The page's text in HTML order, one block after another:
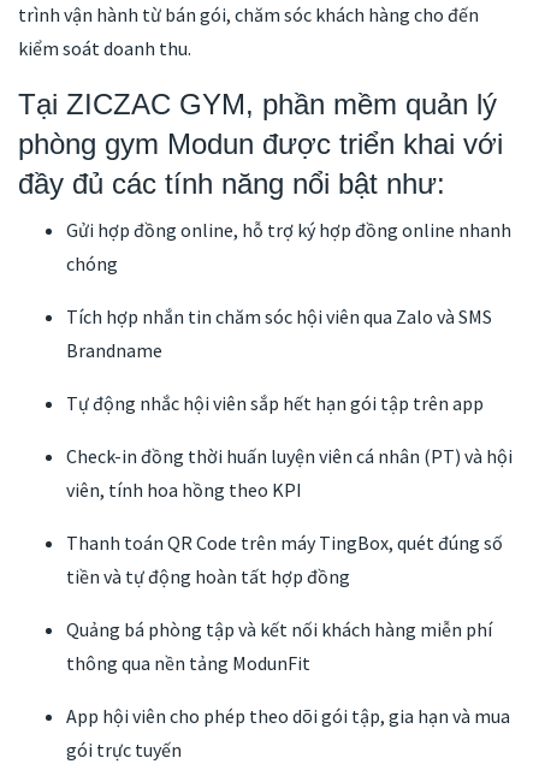
trình vận hành từ bán gói, chăm sóc khách hàng cho đến
kiểm soát doanh thu.
Tại ZICZAC GYM, phần mềm quản lý
phòng gym Modun được triển khai với
đầy đủ các tính năng nổi bật như:
Gửi hợp đồng online, hỗ trợ ký hợp đồng online nhanh
chóng
Tích hợp nhắn tin chăm sóc hội viên qua Zalo và SMS
Brandname
Tự động nhắc hội viên sắp hết hạn gói tập trên app
Check-in đồng thời huấn luyện viên cá nhân (PT) và hội
viên, tính hoa hồng theo KPI
Thanh toán QR Code trên máy TingBox, quét đúng số
tiền và tự động hoàn tất hợp đồng
Quảng bá phòng tập và kết nối khách hàng miễn phí
thông qua nền tảng ModunFit
App hội viên cho phép theo dõi gói tập, gia hạn và mua
gói trực tuyến